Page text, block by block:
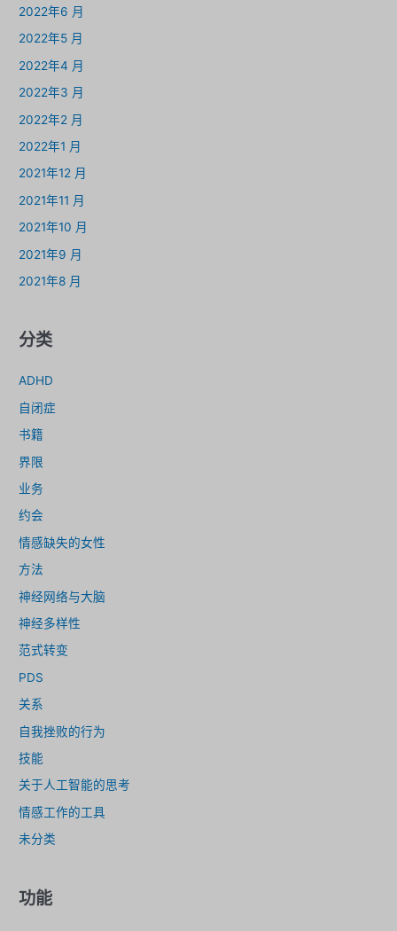
2022年6 月
2022年5 月
2022年4 月
2022年3 月
2022年2 月
2022年1 月
2021年12 月
2021年11 月
2021年10 月
2021年9 月
2021年8 月
分类
ADHD
自闭症
书籍
界限
业务
约会
情感缺失的女性
方法
神经网络与大脑
神经多样性
范式转变
PDS
关系
自我挫败的行为
技能
关于人工智能的思考
情感工作的工具
未分类
功能